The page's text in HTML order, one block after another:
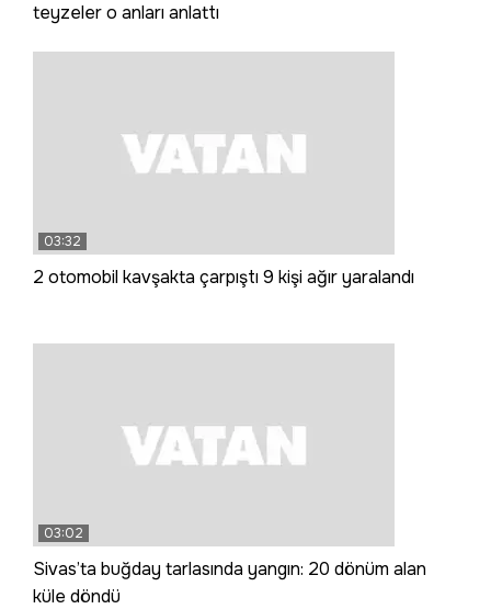
teyzeler o anları anlattı
03:32
2 otomobil kavşakta çarpıştı 9 kişi ağır yaralandı
03:02
Sivas’ta buğday tarlasında yangın: 20 dönüm alan
küle döndü